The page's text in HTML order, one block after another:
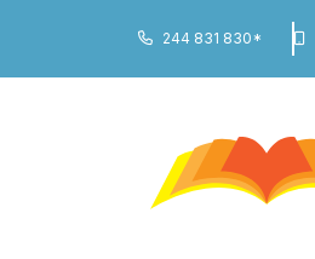
244 831 830*